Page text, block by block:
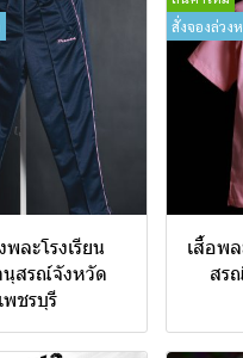
พละโรงเรียน
สรณ์จังหวัด
เพชรบุรี
สั่งจองล่วง
เสื้อพ
สร